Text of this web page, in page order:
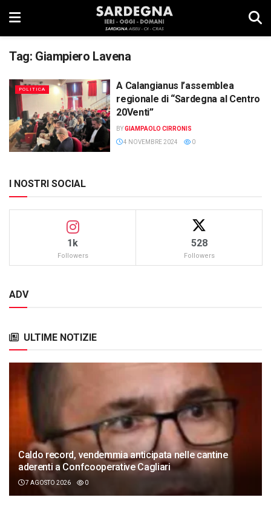
Tag: Giampiero Lavena
POLITICA
A Calangianus l’assemblea
regionale di “Sardegna al Centro
20Venti”
BYGIAMPAOLO CIRRONIS
4 NOVEMBRE 2024
0
I NOSTRI SOCIAL
1k
Followers
528
Followers
ADV
ULTIME NOTIZIE
Caldo record, vendemmia anticipata nelle cantine
aderenti a Confcooperative Cagliari
7 AGOSTO 2026 0